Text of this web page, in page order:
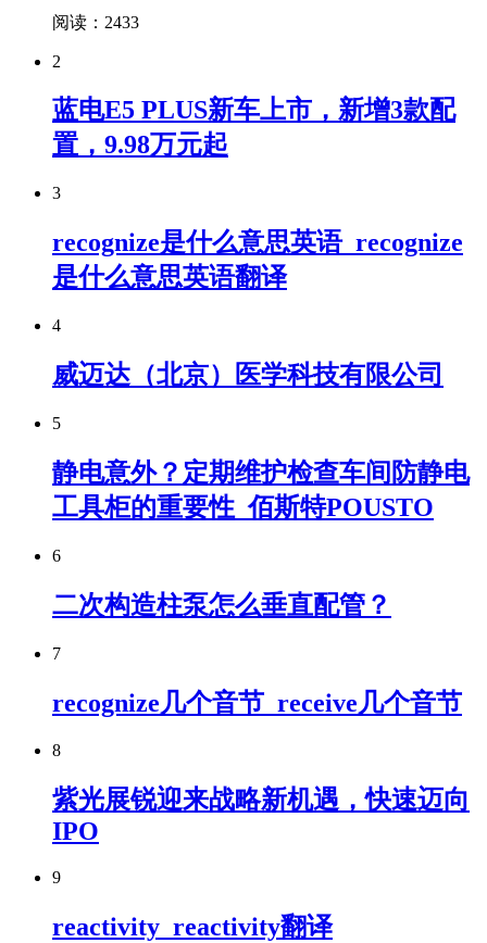
阅读：2433
2
蓝电E5 PLUS新车上市，新增3款配
置，9.98万元起
3
recognize是什么意思英语_recognize
是什么意思英语翻译
4
威迈达（北京）医学科技有限公司
5
静电意外？定期维护检查车间防静电
工具柜的重要性_佰斯特POUSTO
6
二次构造柱泵怎么垂直配管？
7
recognize几个音节_receive几个音节
8
紫光展锐迎来战略新机遇，快速迈向
IPO
9
reactivity_reactivity翻译